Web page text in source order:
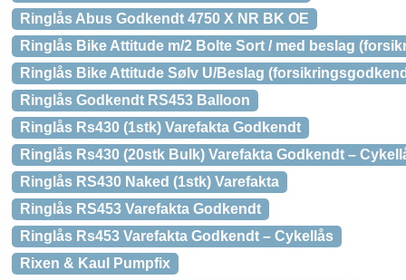
Ringlås Abus Godkendt 4750 X NR BK OE
Ringlås Bike Attitude m/2 Bolte Sort / med beslag
Ringlås Bike Attitude Sølv U/Beslag
Ringlås Godkendt RS453 Balloon
Ringlås Rs430 (1stk) Varefakta Godkendt
Ringlås Rs430 (20stk Bulk) Varefakta Godkendt –
Ringlås RS430 Naked (1stk) Varefakta
Ringlås RS453 Varefakta Godkendt
Ringlås Rs453 Varefakta Godkendt – Cykellås
Rixen & Kaul Pumpfix